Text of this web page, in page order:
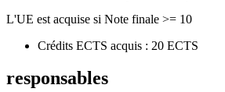
L'UE est acquise si Note finale >= 10
Crédits ECTS acquis : 20 ECTS
responsables